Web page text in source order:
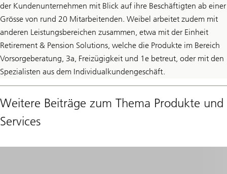
der Kundenunternehmen mit Blick auf ihre Beschäftigten ab einer
Grösse von rund 20 Mitarbeitenden. Weibel arbeitet zudem mit
anderen Leistungsbereichen zusammen, etwa mit der Einheit
Retirement & Pension Solutions, welche die Produkte im Bereich
Vorsorgeberatung, 3a, Freizügigkeit und 1e betreut, oder mit den
Spezialisten aus dem Individualkundengeschäft.
Weitere Beiträge zum Thema Produkte und
Services